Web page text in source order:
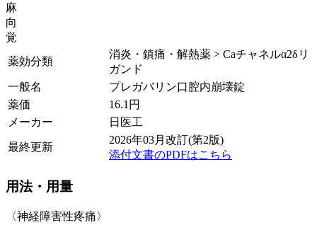
麻
向
覚
薬効分類
消炎・鎮痛・解熱薬 > Caチャネルα2δリ
ガンド
一般名
プレガバリン口腔内崩壊錠
薬価
16.1 円
メーカー
日医工
最終更新
2026年03月改訂(第2版)
添付文書のPDFはこちら
用法・用量
〈神経障害性疼痛〉